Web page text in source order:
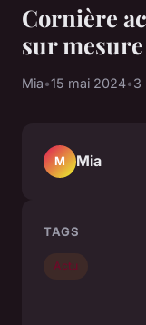
Cornière
sur
Mia•15 mai 2024•3
M Mia
TAGS
Actu